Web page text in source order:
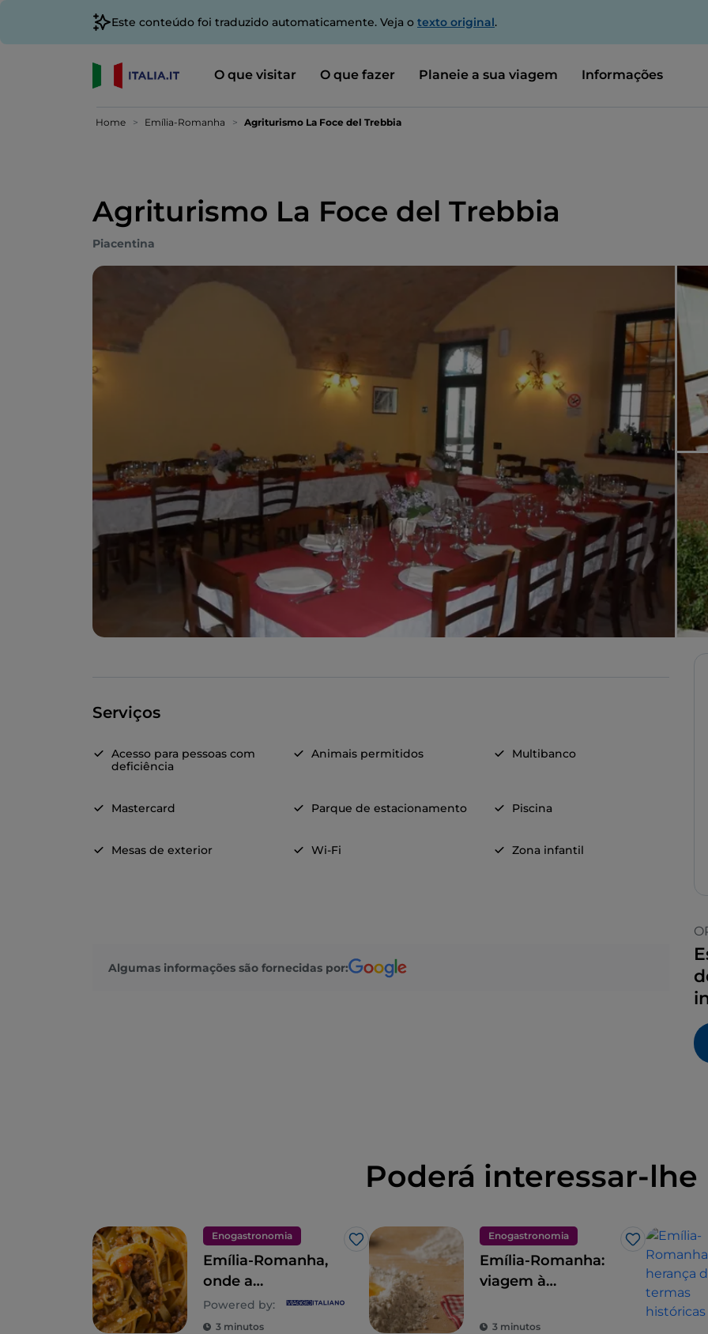
Este conteúdo foi traduzido automaticamente. Veja o texto original.
O que visitar O que fazer Planeie a sua viagem Informações
Home Emília-Romanha Agriturismo La Foce del Trebbia
Agriturismo La Foce del Trebbia
Piacentina
Serviços
Acesso para pessoas com
deficiência
Animais permitidos Multibanco
Mastercard Parque de estacionamento Piscina
Mesas de exterior Wi-Fi Zona infantil
Algumas informações são fornecidas por:
Poderá interessar-lhe
Enogastronomia
Gosto
Emília-Romanha,
onde a
gastronomia é um
império dos
Powered by:
3 minutos
Enogastronomia
Gosto
Emília-Romanha:
viagem à
tortello
3 minutos